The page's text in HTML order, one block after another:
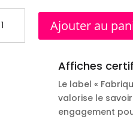
Ajouter au
Affiches
Le label «
valorise le
engagement